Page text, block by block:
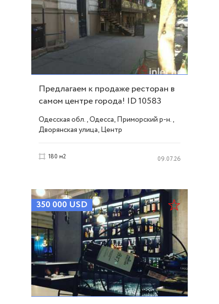
Предлагаем к продаже ресторан в
самом центре города! ID 10583
Одесская обл., Одесса, Приморский р-н.,
Дворянская улица, Центр
180 м2 09.07.26
350 000 USD